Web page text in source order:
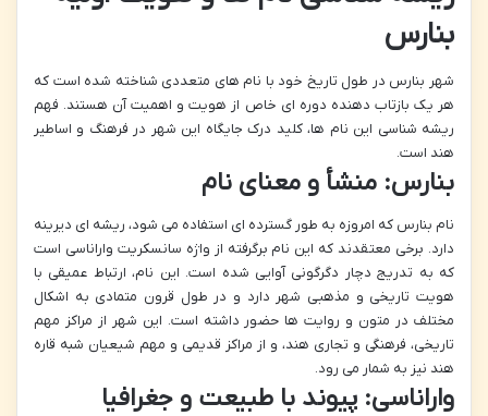
بنارس
شهر بنارس در طول تاریخ خود با نام های متعددی شناخته شده است که
هر یک بازتاب دهنده دوره ای خاص از هویت و اهمیت آن هستند. فهم
ریشه شناسی این نام ها، کلید درک جایگاه این شهر در فرهنگ و اساطیر
هند است.
بنارس: منشأ و معنای نام
نام بنارس که امروزه به طور گسترده ای استفاده می شود، ریشه ای دیرینه
دارد. برخی معتقدند که این نام برگرفته از واژه سانسکریت واراناسی است
که به تدریج دچار دگرگونی آوایی شده است. این نام، ارتباط عمیقی با
هویت تاریخی و مذهبی شهر دارد و در طول قرون متمادی به اشکال
مختلف در متون و روایت ها حضور داشته است. این شهر از مراکز مهم
تاریخی، فرهنگی و تجاری هند، و از مراکز قدیمی و مهم شیعیان شبه قاره
هند نیز به شمار می رود.
واراناسی: پیوند با طبیعت و جغرافیا